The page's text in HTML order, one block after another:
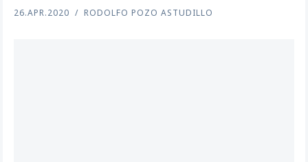
26.APR.2020 RODOLFO POZO ASTUDILLO